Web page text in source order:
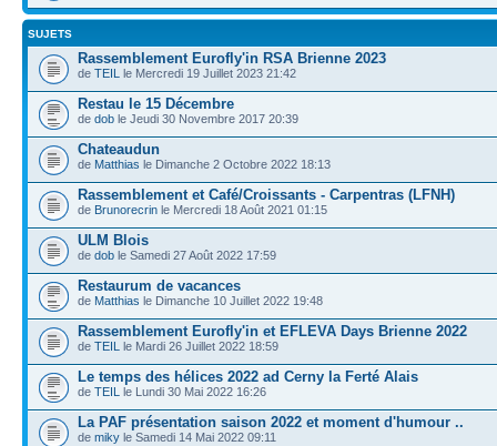
SUJETS
Rassemblement Eurofly'in RSA Brienne 2023
de TEIL le Mercredi 19 Juillet 2023 21:42
Restau le 15 Décembre
de dob le Jeudi 30 Novembre 2017 20:39
Chateaudun
de Matthias le Dimanche 2 Octobre 2022 18:13
Rassemblement et Café/Croissants - Carpentras (LFNH)
de Brunorecrin le Mercredi 18 Août 2021 01:15
ULM Blois
de dob le Samedi 27 Août 2022 17:59
Restaurum de vacances
de Matthias le Dimanche 10 Juillet 2022 19:48
Rassemblement Eurofly'in et EFLEVA Days Brienne 2022
de TEIL le Mardi 26 Juillet 2022 18:59
Le temps des hélices 2022 ad Cerny la Ferté Alais
de TEIL le Lundi 30 Mai 2022 16:26
La PAF présentation saison 2022 et moment d'humour ..
de miky le Samedi 14 Mai 2022 09:11